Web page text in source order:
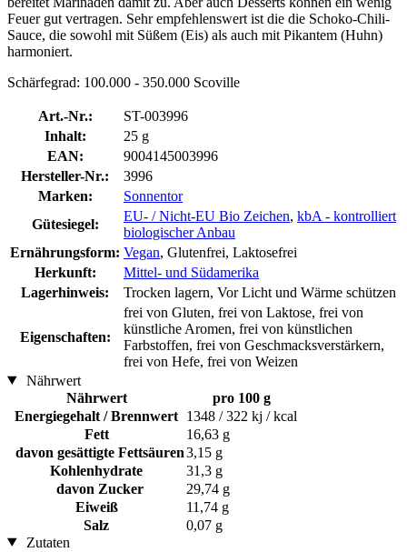
Feuer gut vertragen. Sehr empfehlenswert ist die die Schoko-Chili-
Sauce, die sowohl mit Süßem (Eis) als auch mit Pikantem (Huhn)
harmoniert.
Schärfegrad: 100.000 - 350.000 Scoville
Art.-Nr.:
ST-003996
Inhalt:
25 g
EAN:
9004145003996
Hersteller-Nr.:
3996
Marken:
Sonnentor
Gütesiegel:
EU- / Nicht-EU Bio Zeichen, kbA - kontrolliert
biologischer Anbau
Ernährungsform: Vegan, Glutenfrei, Laktosefrei
Herkunft:
Mittel- und Südamerika
Lagerhinweis:
Trocken lagern, Vor Licht und Wärme schützen
Eigenschaften:
frei von Gluten, frei von Laktose, frei von
künstliche Aromen, frei von künstlichen
Farbstoffen, frei von Geschmacksverstärkern,
frei von Hefe, frei von Weizen
Nährwert
Nährwert
pro 100 g
Energiegehalt / Brennwert 1348 / 322 kj / kcal
Fett
16,63 g
davon gesättigte Fettsäuren3,15 g
Kohlenhydrate
31,3 g
davon Zucker
29,74 g
Eiweiß
11,74 g
Salz
0,07 g
Zutaten